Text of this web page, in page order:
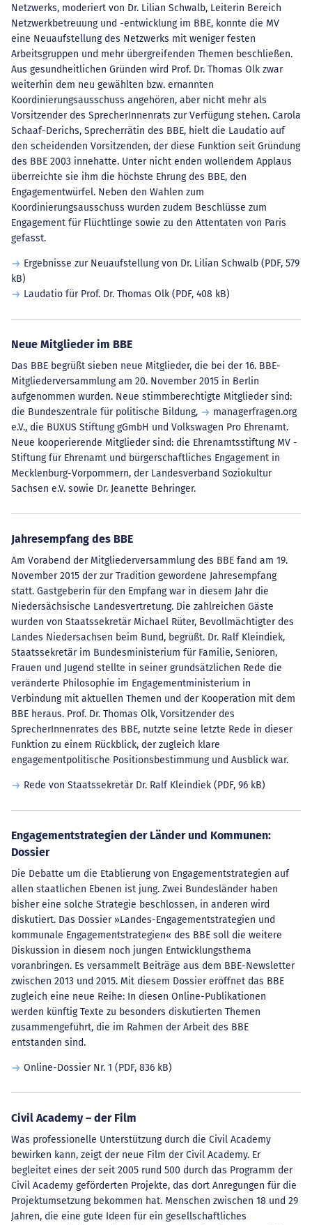
Netzwerks, moderiert von Dr. Lilian Schwalb, Leiterin Bereich
Netzwerkbetreuung und -entwicklung im BBE, konnte die MV
eine Neuaufstellung des Netzwerks mit weniger festen
Arbeitsgruppen und mehr übergreifenden Themen beschließen.
Aus gesundheitlichen Gründen wird Prof. Dr. Thomas Olk zwar
weiterhin dem neu gewählten bzw. ernannten
Koordinierungsausschuss angehören, aber nicht mehr als
Vorsitzender des SprecherInnenrats zur Verfügung stehen. Carola
Schaaf-Derichs, Sprecherrätin des BBE, hielt die Laudatio auf
den scheidenden Vorsitzenden, der diese Funktion seit Gründung
des BBE 2003 innehatte. Unter nicht enden wollendem Applaus
überreichte sie ihm die höchste Ehrung des BBE, den
Engagementwürfel. Neben den Wahlen zum
Koordinierungsausschuss wurden zudem Beschlüsse zum
Engagement für Flüchtlinge sowie zu den Attentaten von Paris
gefasst.
Ergebnisse zur Neuaufstellung von Dr. Lilian Schwalb(PDF, 579
kB)
Laudatio für Prof. Dr. Thomas Olk(PDF, 408 kB)
Neue Mitglieder im BBE
Das BBE begrüßt sieben neue Mitglieder, die bei der 16. BBE-
Mitgliederversammlung am 20. November 2015 in Berlin
aufgenommen wurden. Neue stimmberechtigte Mitglieder sind:
die Bundeszentrale für politische Bildung,
managerfragen.org
e.V., die BUXUS Stiftung gGmbH und Volkswagen Pro Ehrenamt.
Neue kooperierende Mitglieder sind: die Ehrenamtsstiftung MV -
Stiftung für Ehrenamt und bürgerschaftliches Engagement in
Mecklenburg-Vorpommern, der Landesverband Soziokultur
Sachsen e.V. sowie Dr. Jeanette Behringer.
Jahresempfang des BBE
Am Vorabend der Mitgliederversammlung des BBE fand am 19.
November 2015 der zur Tradition gewordene Jahresempfang
statt. Gastgeberin für den Empfang war in diesem Jahr die
Niedersächsische Landesvertretung. Die zahlreichen Gäste
wurden von Staatssekretär Michael Rüter, Bevollmächtigter des
Landes Niedersachsen beim Bund, begrüßt. Dr. Ralf Kleindiek,
Staatssekretär im Bundesministerium für Familie, Senioren,
Frauen und Jugend stellte in seiner grundsätzlichen Rede die
veränderte Philosophie im Engagementministerium in
Verbindung mit aktuellen Themen und der Kooperation mit dem
BBE heraus. Prof. Dr. Thomas Olk, Vorsitzender des
SprecherInnenrates des BBE, nutzte seine letzte Rede in dieser
Funktion zu einem Rückblick, der zugleich klare
engagementpolitische Positionsbestimmung und Ausblick war.
Rede von Staatssekretär Dr. Ralf Kleindiek(PDF, 96 kB)
Engagementstrategien der Länder und Kommunen:
Dossier
Die Debatte um die Etablierung von Engagementstrategien auf
allen staatlichen Ebenen ist jung. Zwei Bundesländer haben
bisher eine solche Strategie beschlossen, in anderen wird
diskutiert. Das Dossier »Landes-Engagementstrategien und
kommunale Engagementstrategien« des BBE soll die weitere
Diskussion in diesem noch jungen Entwicklungsthema
voranbringen. Es versammelt Beiträge aus dem BBE-Newsletter
zwischen 2013 und 2015. Mit diesem Dossier eröffnet das BBE
zugleich eine neue Reihe: In diesen Online-Publikationen
werden künftig Texte zu besonders diskutierten Themen
zusammengeführt, die im Rahmen der Arbeit des BBE
entstanden sind.
Online-Dossier Nr. 1 (PDF, 836 kB)
Civil Academy – der Film
Was professionelle Unterstützung durch die Civil Academy
bewirken kann, zeigt der neue Film der Civil Academy. Er
begleitet eines der seit 2005 rund 500 durch das Programm der
Civil Academy geförderten Projekte, das dort Anregungen für die
Projektumsetzung bekommen hat. Menschen zwischen 18 und 29
Jahren, die eine gute Ideen für ein gesellschaftliches